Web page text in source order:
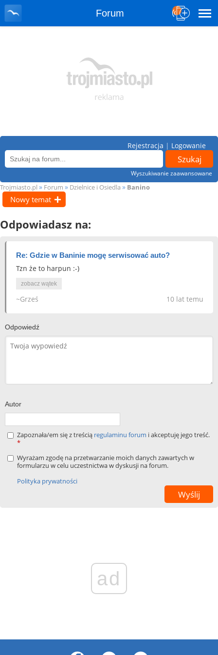
Forum
Wyszukiwanie zaawansowane
Rejestracja | Logowanie
Trojmiasto.pl » Forum » Dzielnice i Osiedla » Banino
Nowy temat
Odpowiadasz na:
Re: Gdzie w Baninie mogę serwisować auto?
Tzn że to harpun :-)
zobacz wątek
10 lat temu
~Grześ
Odpowiedź
Autor
Zapoznała/em się z treścią regulaminu forum i akceptuję jego treść.
*
Wyrażam zgodę na przetwarzanie moich danych zawartych w
formularzu w celu uczestnictwa w dyskusji na forum.
Polityka prywatności
ad